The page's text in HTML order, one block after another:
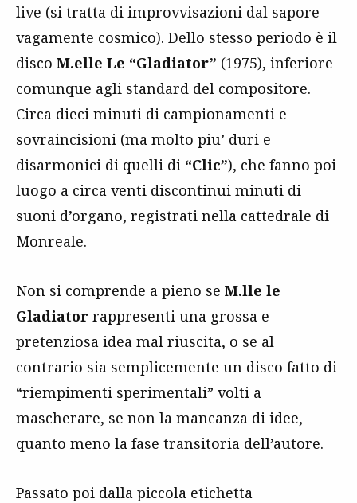
live (si tratta di improvvisazioni dal sapore
vagamente cosmico). Dello stesso periodo è il
disco M.elle Le “Gladiator” (1975), inferiore
comunque agli standard del compositore.
Circa dieci minuti di campionamenti e
sovraincisioni (ma molto piu’ duri e
disarmonici di quelli di “Clic”), che fanno poi
luogo a circa venti discontinui minuti di
suoni d’organo, registrati nella cattedrale di
Monreale.
Non si comprende a pieno se M.lle le
Gladiator rappresenti una grossa e
pretenziosa idea mal riuscita, o se al
contrario sia semplicemente un disco fatto di
“riempimenti sperimentali” volti a
mascherare, se non la mancanza di idee,
quanto meno la fase transitoria dell’autore.
Passato poi dalla piccola etichetta